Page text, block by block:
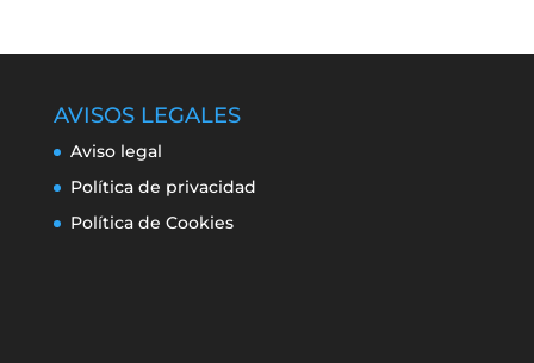
AVISOS LEGALES
Aviso legal
Política de privacidad
Política de Cookies